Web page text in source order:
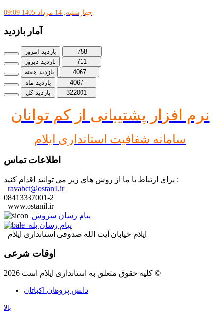
چهارشنبه, 14 مرداد 1405 09:09
آمار بازدید
بازدید امروز
758
بازدید دیروز
711
بازدید هفته
4067
بازدید ماه
4067
بازدید کل
322001
نرم افز ار پشتیبانی از کم توانان
سامانه شفافیت استانداری ایلام
اطلاعات تماس
برای ارتباط با ما از روش های زیر می توانید اقدام کنید :
ravabet@ostanil.ir
08413337001-2
www.ostanil.ir
پیام رسان سروش
پیام رسان بله
ایلام خیابان آیت الله صدوقی استانداری ایلام
اوقات شرعی
کلیه حقوق متعلق به استانداری ایلام است 2026 ©
دانش پژوهان اکباتان
بالا